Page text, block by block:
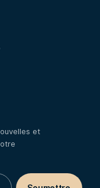
et